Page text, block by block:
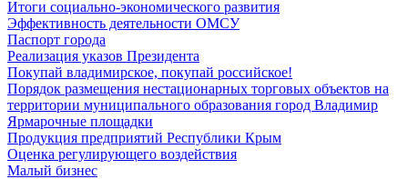
Итоги социально-экономического развития
Эффективность деятельности ОМСУ
Паспорт города
Реализация указов Президента
Покупай владимирское, покупай российское!
Порядок размещения нестационарных торговых объектов на
территории муниципального образования город Владимир
Ярмарочные площадки
Продукция предприятий Республики Крым
Оценка регулирующего воздействия
Малый бизнес